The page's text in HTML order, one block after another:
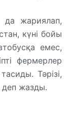
да жариялап,
күні бойы
емес,
фермерлер
Тәрізі,
деп жазды.